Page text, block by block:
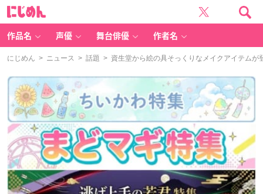
作品名 声優 舞台俳優 作者名
にじめん > ニュース > 話題 > 資生堂から絵の具そっくりなメイクアイテムが